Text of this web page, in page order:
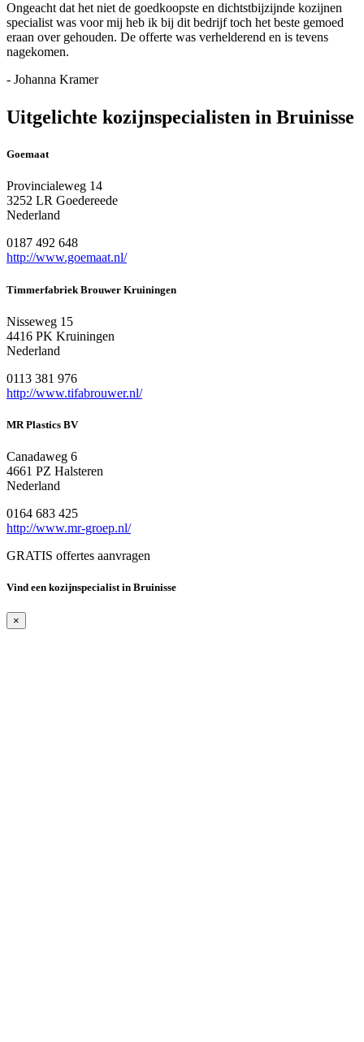
Ongeacht dat het niet de goedkoopste en dichtstbijzijnde kozijnen
specialist was voor mij heb ik bij dit bedrijf toch het beste gemoed
eraan over gehouden. De offerte was verhelderend en is tevens
nagekomen.
- Johanna Kramer
Uitgelichte kozijnspecialisten in Bruinisse
Goemaat
Provincialeweg 14
3252 LR Goedereede
Nederland
0187 492 648
http://www.goemaat.nl/
Timmerfabriek Brouwer Kruiningen
Nisseweg 15
4416 PK Kruiningen
Nederland
0113 381 976
http://www.tifabrouwer.nl/
MR Plastics BV
Canadaweg 6
4661 PZ Halsteren
Nederland
0164 683 425
http://www.mr-groep.nl/
GRATIS offertes aanvragen
Vind een kozijnspecialist in Bruinisse
×